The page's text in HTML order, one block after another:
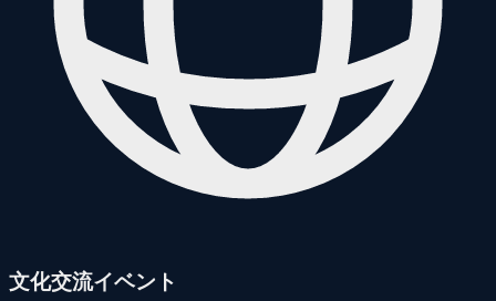
文化交流イベント